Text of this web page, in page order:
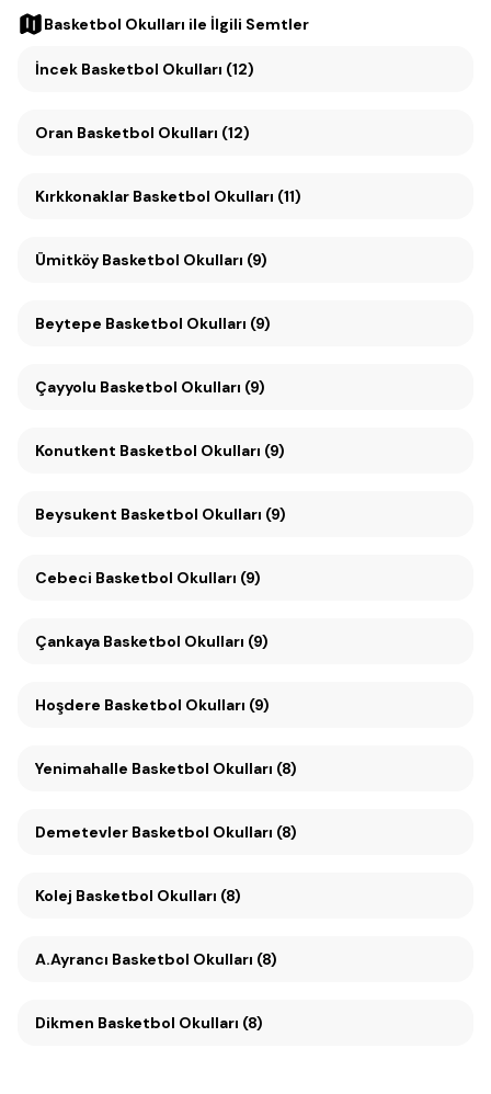
Basketbol Okulları ile İlgili Semtler
İncek Basketbol Okulları (12)
Oran Basketbol Okulları (12)
Kırkkonaklar Basketbol Okulları (11)
Ümitköy Basketbol Okulları (9)
Beytepe Basketbol Okulları (9)
Çayyolu Basketbol Okulları (9)
Konutkent Basketbol Okulları (9)
Beysukent Basketbol Okulları (9)
Cebeci Basketbol Okulları (9)
Çankaya Basketbol Okulları (9)
Hoşdere Basketbol Okulları (9)
Yenimahalle Basketbol Okulları (8)
Demetevler Basketbol Okulları (8)
Kolej Basketbol Okulları (8)
A.Ayrancı Basketbol Okulları (8)
Dikmen Basketbol Okulları (8)